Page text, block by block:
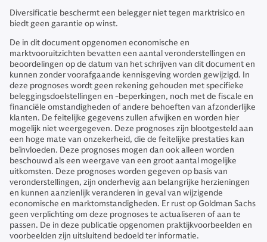
Diversificatie beschermt een belegger niet tegen marktrisico en
biedt geen garantie op winst.
De in dit document opgenomen economische en
marktvooruitzichten bevatten een aantal veronderstellingen en
beoordelingen op de datum van het schrijven van dit document en
kunnen zonder voorafgaande kennisgeving worden gewijzigd. In
deze prognoses wordt geen rekening gehouden met specifieke
beleggingsdoelstellingen en -beperkingen, noch met de fiscale en
financiële omstandigheden of andere behoeften van afzonderlijke
klanten. De feitelijke gegevens zullen afwijken en worden hier
mogelijk niet weergegeven. Deze prognoses zijn blootgesteld aan
een hoge mate van onzekerheid, die de feitelijke prestaties kan
beïnvloeden. Deze prognoses mogen dan ook alleen worden
beschouwd als een weergave van een groot aantal mogelijke
uitkomsten. Deze prognoses worden gegeven op basis van
veronderstellingen, zijn onderhevig aan belangrijke herzieningen
en kunnen aanzienlijk veranderen in geval van wijzigende
economische en marktomstandigheden. Er rust op Goldman Sachs
geen verplichting om deze prognoses te actualiseren of aan te
passen. De in deze publicatie opgenomen praktijkvoorbeelden en
voorbeelden zijn uitsluitend bedoeld ter informatie.